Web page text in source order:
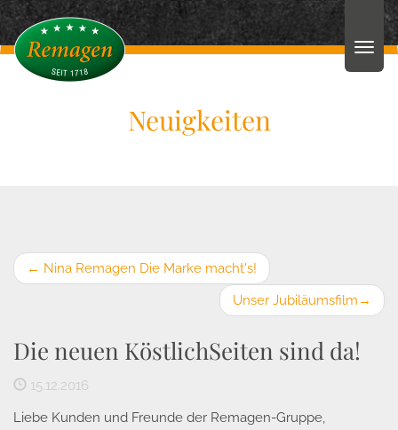
Neuigkeiten
← Nina Remagen Die Marke macht's!
Unser Jubiläumsfilm →
Die neuen KöstlichSeiten sind da!
15.12.2016
Liebe Kunden und Freunde der Remagen-Gruppe,